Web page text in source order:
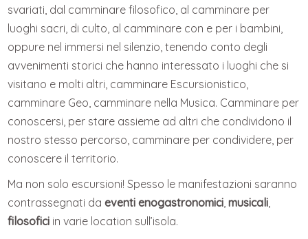
svariati, dal camminare filosofico, al camminare per
luoghi sacri, di culto, al camminare con e per i bambini,
oppure nel immersi nel silenzio, tenendo conto degli
avvenimenti storici che hanno interessato i luoghi che si
visitano e molti altri, camminare Escursionistico,
camminare Geo, camminare nella Musica. Camminare per
conoscersi, per stare assieme ad altri che condividono il
nostro stesso percorso, camminare per condividere, per
conoscere il territorio.
Ma non solo escursioni! Spesso le manifestazioni saranno
contrassegnati daeventi enogastronomici,musicali,
filosofici in varie location sull’isola.